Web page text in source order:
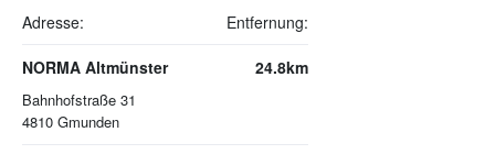
Adresse: Entfernung:
NORMA Altmünster
Bahnhofstraße 31
4810 Gmunden
24.8km